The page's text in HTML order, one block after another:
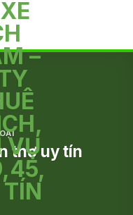
thơ uy tín